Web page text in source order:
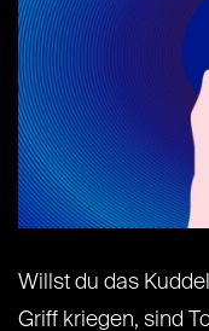
Willst du das
Griff kriegen, sind